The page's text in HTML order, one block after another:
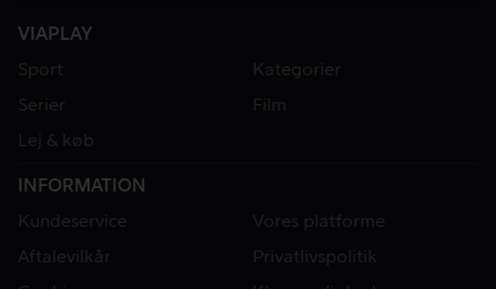
VIAPLAY
Sport
Kategorier
Serier
Film
Lej & køb
INFORMATION
Kundeservice
Vores platforme
Aftalevilkår
Privatlivspolitik